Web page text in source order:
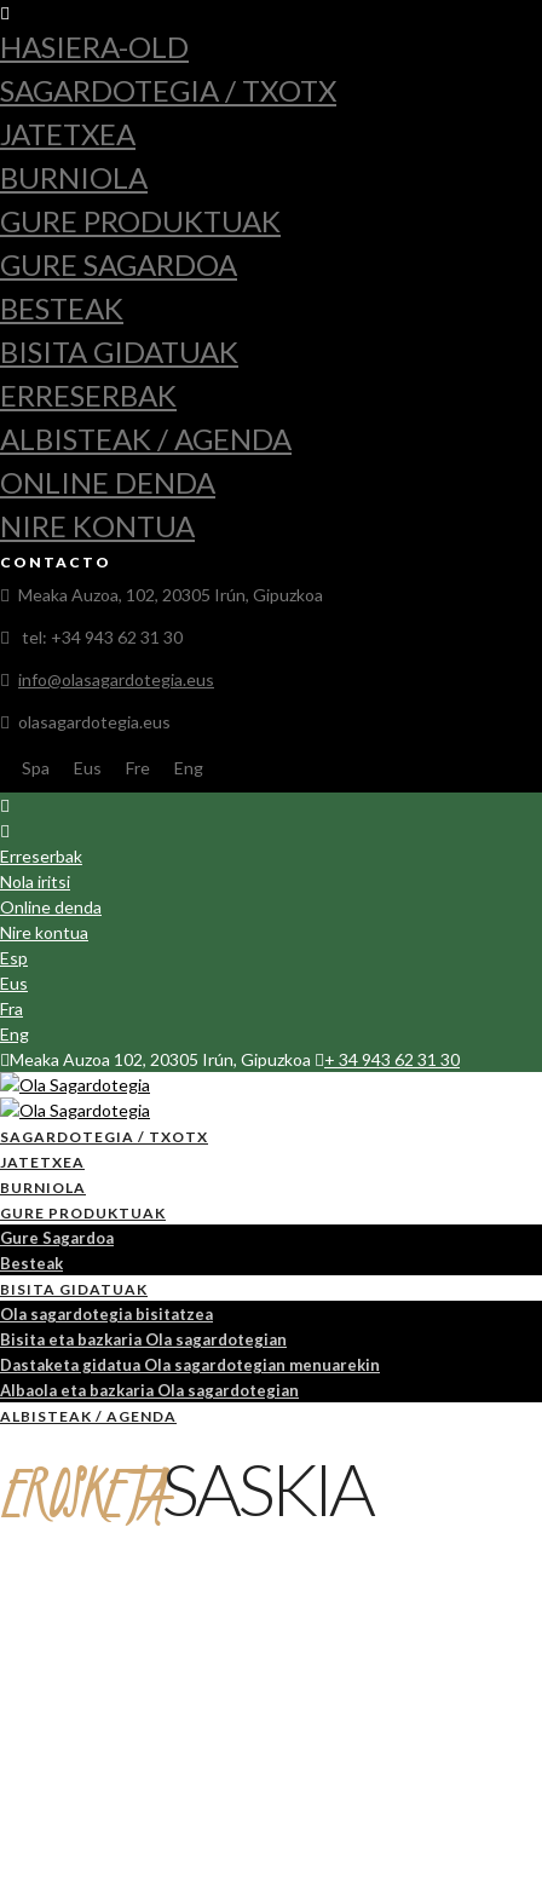
HASIERA-OLD
SAGARDOTEGIA / TXOTX
JATETXEA
BURNIOLA
GURE PRODUKTUAK
GURE SAGARDOA
BESTEAK
BISITA GIDATUAK
ERRESERBAK
ALBISTEAK / AGENDA
ONLINE DENDA
NIRE KONTUA
CONTACTO
Meaka Auzoa, 102, 20305 Irún, Gipuzkoa
tel: +34 943 62 31 30
info@olasagardotegia.eus
olasagardotegia.eus
Spa Eus Fre Eng
Erreserbak
Nola iritsi
Online denda
Nire kontua
Esp
Eus
Fra
Eng
Meaka Auzoa 102, 20305 Irún, Gipuzkoa
+ 34 943 62 31 30
SAGARDOTEGIA / TXOTX
JATETXEA
BURNIOLA
GURE PRODUKTUAK
Gure Sagardoa
Besteak
BISITA GIDATUAK
Ola sagardotegia bisitatzea
Bisita eta bazkaria Ola sagardotegian
Dastaketa gidatua Ola sagardotegian menuarekin
Albaola eta bazkaria Ola sagardotegian
ALBISTEAK / AGENDA
EROSKETASASKIA